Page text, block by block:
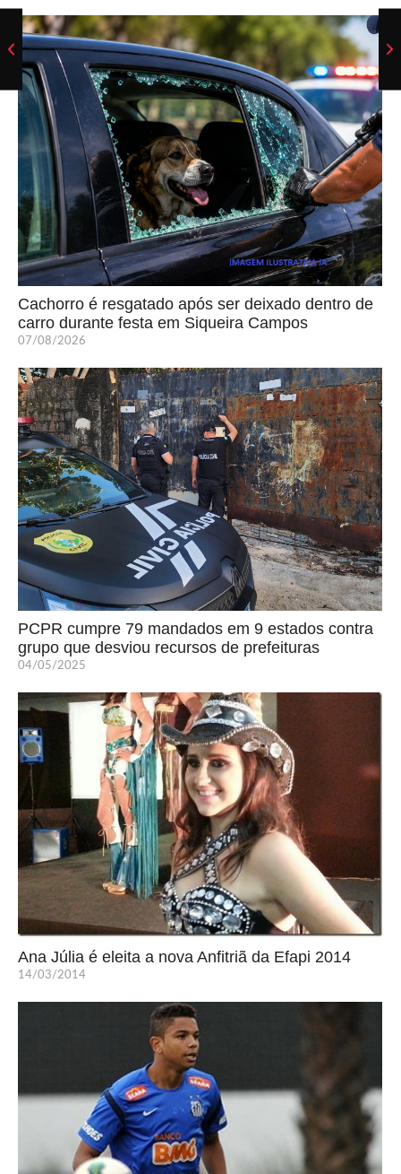
Cachorro é resgatado após ser deixado dentro de
carro durante festa em Siqueira Campos
07/08/2026
PCPR cumpre 79 mandados em 9 estados contra
grupo que desviou recursos de prefeituras
04/05/2025
Ana Júlia é eleita a nova Anfitriã da Efapi 2014
14/03/2014